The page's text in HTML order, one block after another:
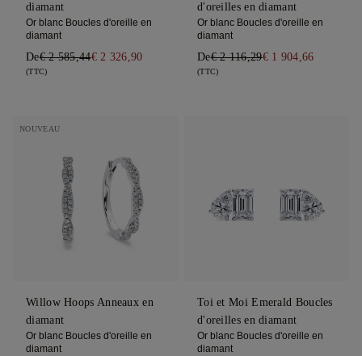
diamant
Or blanc Boucles d'oreille en
diamant
De€ 2 585,44€ 2 326,90
(TTC)
d'oreilles en diamant
Or blanc Boucles d'oreille en
diamant
De€ 2 116,29€ 1 904,66
(TTC)
NOUVEAU
Willow Hoops Anneaux en
diamant
Or blanc Boucles d'oreille en
diamant
Toi et Moi Emerald Boucles
d'oreilles en diamant
Or blanc Boucles d'oreille en
diamant